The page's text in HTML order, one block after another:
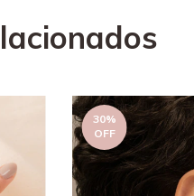
30%
OFF